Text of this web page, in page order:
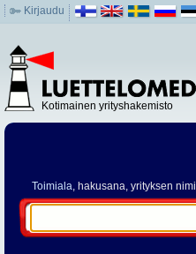
Kirjaudu
Kotimainen yrityshakemisto
Toimiala, hakusana, yrityksen nimi